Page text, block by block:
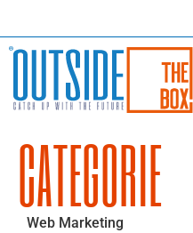
CATEGORIE
Web Marketing